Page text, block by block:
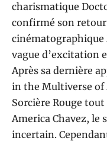
charismatique
confirmé son
cinématographique
vague d’excitation
Après sa dernière
in the Multiverse of
Sorcière Rouge
America Chavez, le
incertain.